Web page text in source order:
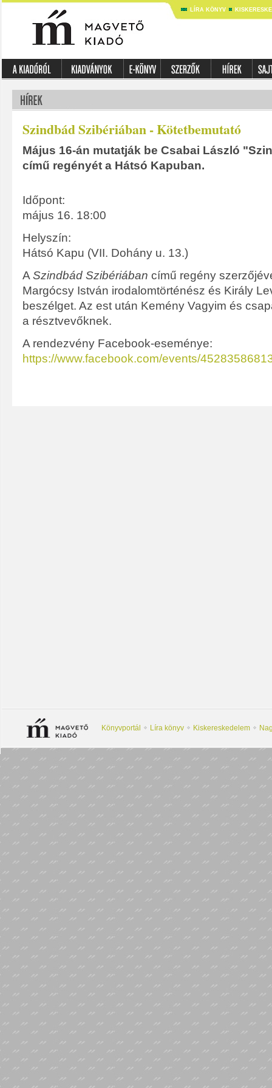
LÍRA KÖNYV
Szindbád Szibériában - Kötetbemutató
Május 16-án mutatják be Csabai László
című regényét a Hátsó Kapuban.
Időpont:
május 16. 18:00
Helyszín:
Hátsó Kapu (VII. Dohány u. 13.)
A Szindbád Szibériában című regény
Margócsy István irodalomtörténész és Király
beszélget. Az est után Kemény Vagyim és
a résztvevőknek.
A rendezvény Facebook-eseménye:
https://www.facebook.com/events/
Könyvportál Líra könyv Kiskereskedelem